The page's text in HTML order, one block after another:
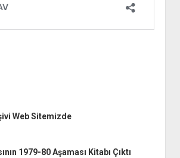
Web Sitemizde
1979-80 Aşaması Kitabı Çıktı